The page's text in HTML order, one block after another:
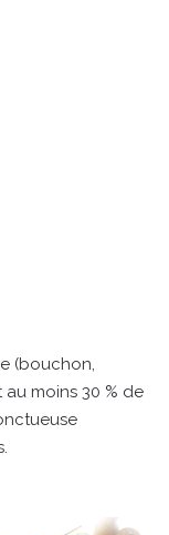
(bouchon,
moins 30 % de